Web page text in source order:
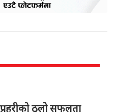
ठुलो सफलता